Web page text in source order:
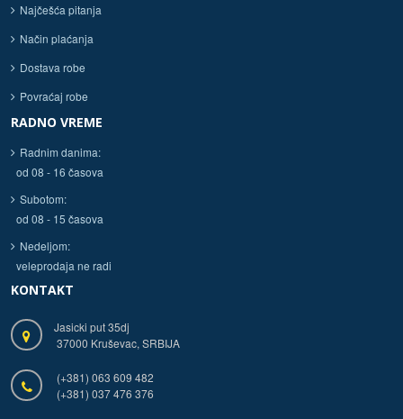
Najčešća pitanja
Način plaćanja
Dostava robe
Povraćaj robe
RADNO VREME
Radnim danima:
od 08 - 16 časova
Subotom:
od 08 - 15 časova
Nedeljom:
veleprodaja ne radi
KONTAKT
Jasicki put 35dj
37000 Kruševac, SRBIJA
(+381) 063 609 482
(+381) 037 476 376